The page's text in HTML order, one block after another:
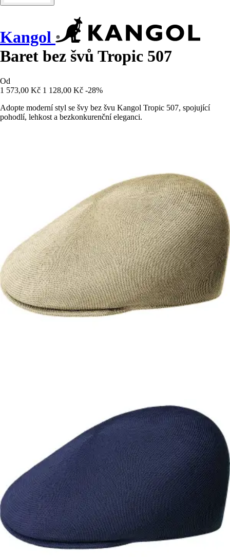
Kangol
Baret bez švů Tropic 507
Od
1 573,00 Kč 1 128,00 Kč -28%
Adopte moderní styl se švy bez švu Kangol Tropic 507, spojující
pohodlí, lehkost a bezkonkurenční eleganci.